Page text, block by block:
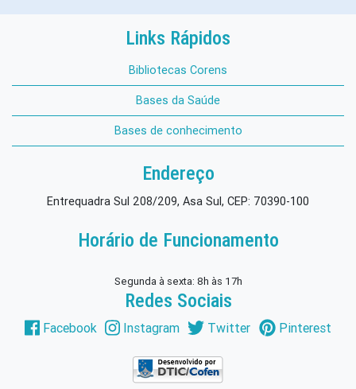
Links Rápidos
Bibliotecas Corens
Bases da Saúde
Bases de conhecimento
Endereço
Entrequadra Sul 208/209, Asa Sul, CEP: 70390-100
Horário de Funcionamento
Segunda à sexta: 8h às 17h
Redes Sociais
Facebook Instagram Twitter Pinterest